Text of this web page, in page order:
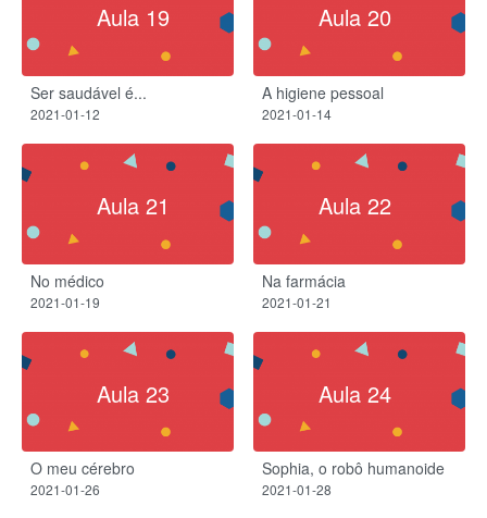
Aula 19
Ser saudável é...
2021-01-12
Aula 20
A higiene pessoal
2021-01-14
Aula 21
No médico
2021-01-19
Aula 22
Na farmácia
2021-01-21
Aula 23
O meu cérebro​
2021-01-26
Aula 24
Sophia, o robô humanoide
2021-01-28